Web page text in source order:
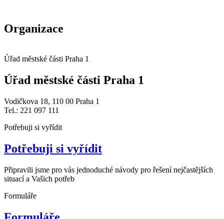
Organizace
Úřad městské části Praha 1
Úřad městské části Praha 1
Vodičkova 18, 110 00 Praha 1
Tel.: 221 097 111
Potřebuji si vyřídit
Potřebuji si vyřídit
Připravili jsme pro vás jednoduché návody pro řešení nejčastějších
situací a Vašich potřeb
Formuláře